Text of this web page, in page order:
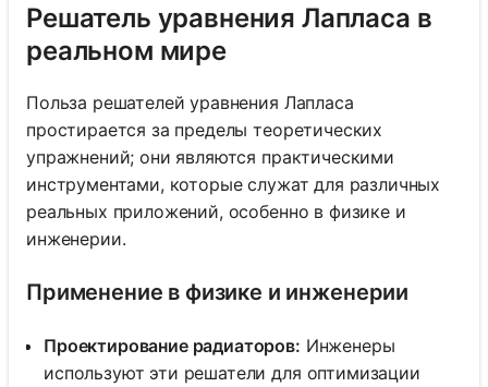
Решатель уравнения Лапласа в
реальном мире
Польза решателей уравнения Лапласа
простирается за пределы теоретических
упражнений; они являются практическими
инструментами, которые служат для различных
реальных приложений, особенно в физике и
инженерии.
Применение в физике и инженерии
Проектирование радиаторов: Инженеры
используют эти решатели для оптимизации